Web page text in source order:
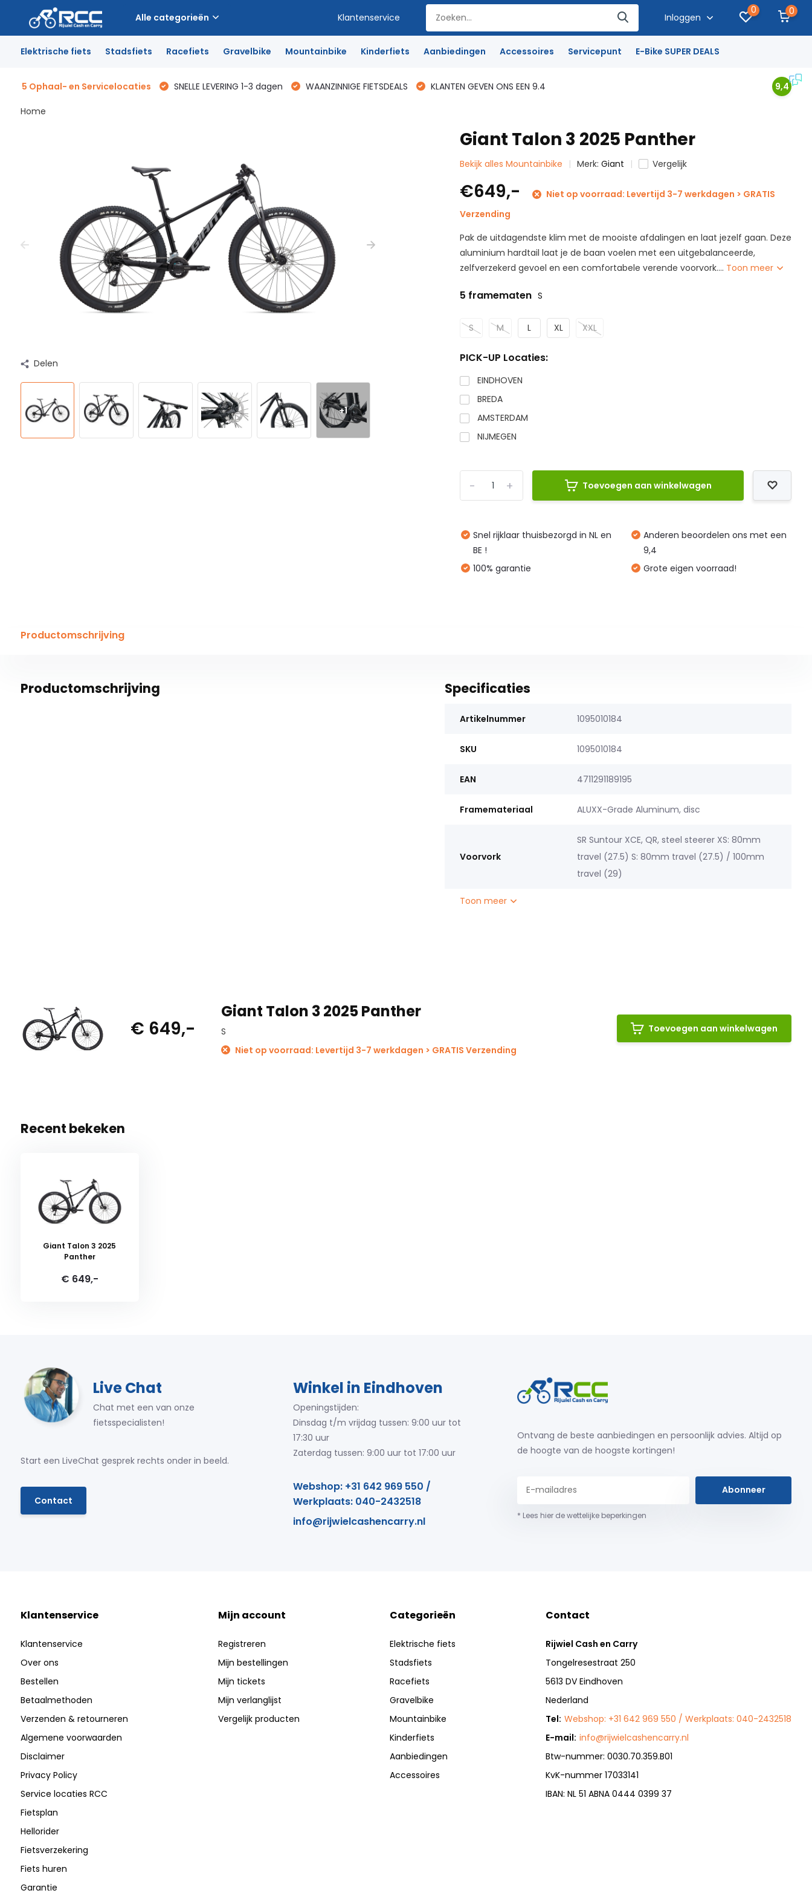
Alle categorieën Klantenservice Inloggen
0 0
Elektrische fiets Stadsfiets Racefiets Gravelbike Mountainbike Kinderfiets Aanbiedingen Accessoires Servicepunt E-Bike SUPER DEALS
5 Ophaal- en Servicelocaties SNELLE LEVERING 1-3 dagen WAANZINNIGE FIETSDEALS KLANTEN GEVEN ONS EEN 9.4 9,4
Home
Delen
+1
Giant Talon 3 2025 Panther
Bekijk alles Mountainbike Merk:Giant Vergelijk
€649,-
Niet op voorraad: Levertijd 3-7 werkdagen > GRATIS
Verzending
Pak de uitdagendste klim met de mooiste afdalingen en laat jezelf gaan. Deze
aluminium hardtail laat je de baan voelen met een uitgebalanceerde,
zelfverzekerd gevoel en een comfortabele verende voorvork.... Toon meer
5 framematen S
S M L XL XXL
PICK-UP Locaties:
EINDHOVEN
BREDA
AMSTERDAM
NIJMEGEN
+
- Toevoegen aan winkelwagen
Snel rijklaar thuisbezorgd in NL en
BE !
100% garantie
Anderen beoordelen ons met een
9,4
Grote eigen voorraad!
Productomschrijving
Productomschrijving Specificaties
Artikelnummer 1095010184
SKU 1095010184
EAN 4711291189195
Framemateriaal ALUXX-Grade Aluminum, disc
Voorvork
SR Suntour XCE, QR, steel steerer XS: 80mm
travel (27.5) S: 80mm travel (27.5) / 100mm
travel (29)
Toon meer
€ 649,-
Giant Talon 3 2025 Panther
S
Niet op voorraad: Levertijd 3-7 werkdagen > GRATIS Verzending
Toevoegen aan winkelwagen
Recent bekeken
Giant Talon 3 2025
Panther
€ 649,-
Live Chat
Chat met een van onze
fietsspecialisten!
Start een LiveChat gesprek rechts onder in beeld.
Contact
Winkel in Eindhoven
Openingstijden:
Dinsdag t/m vrijdag tussen: 9:00 uur tot
17:30 uur
Zaterdag tussen: 9:00 uur tot 17:00 uur
Webshop: +31 642 969 550 /
Werkplaats: 040-2432518
info@rijwielcashencarry.nl
Ontvang de beste aanbiedingen en persoonlijk advies. Altijd op
de hoogte van de hoogste kortingen!
Abonneer
* Lees hier de wettelijke beperkingen
Klantenservice
Klantenservice
Over ons
Bestellen
Betaalmethoden
Verzenden & retourneren
Algemene voorwaarden
Disclaimer
Privacy Policy
Service locaties RCC
Fietsplan
Hellorider
Fietsverzekering
Fiets huren
Garantie
Mijn account
Registreren
Mijn bestellingen
Mijn tickets
Mijn verlanglijst
Vergelijk producten
Categorieën
Elektrische fiets
Stadsfiets
Racefiets
Gravelbike
Mountainbike
Kinderfiets
Aanbiedingen
Accessoires
Contact
Rijwiel Cash en Carry
Tongelresestraat 250
5613 DV Eindhoven
Nederland
Tel: Webshop: +31 642 969 550 / Werkplaats: 040-2432518
E-mail: info@rijwielcashencarry.nl
Btw-nummer: 0030.70.359.B01
KvK-nummer 17033141
IBAN: NL 51 ABNA 0444 0399 37